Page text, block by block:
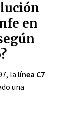
en
la línea C7
una